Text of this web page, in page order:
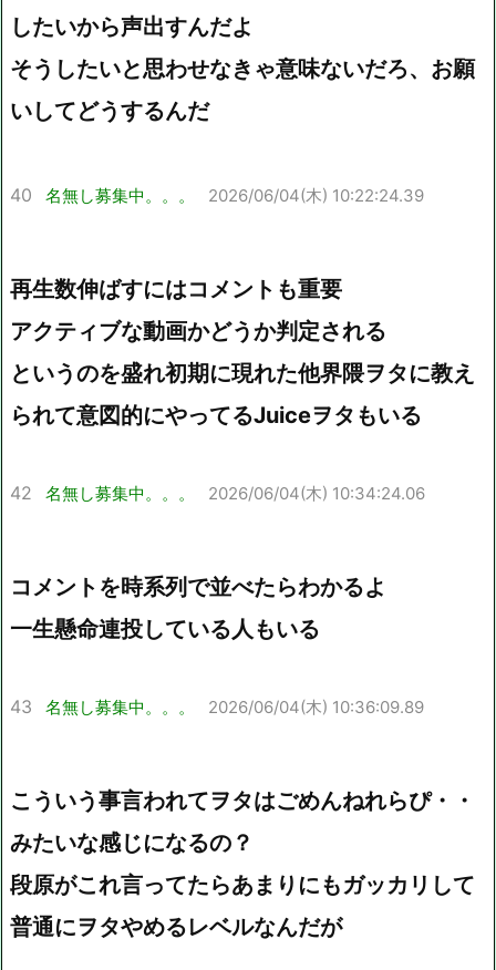
したいから声出すんだよ
そうしたいと思わせなきゃ意味ないだろ、お願
いしてどうするんだ
40 名無し募集中。。。 2026/06/04(木) 10:22:24.39
再生数伸ばすにはコメントも重要
アクティブな動画かどうか判定される
というのを盛れ初期に現れた他界隈ヲタに教え
られて意図的にやってるJuiceヲタもいる
42 名無し募集中。。。 2026/06/04(木) 10:34:24.06
コメントを時系列で並べたらわかるよ
一生懸命連投している人もいる
43 名無し募集中。。。 2026/06/04(木) 10:36:09.89
こういう事言われてヲタはごめんねれらぴ・・
みたいな感じになるの？
段原がこれ言ってたらあまりにもガッカリして
普通にヲタやめるレベルなんだが